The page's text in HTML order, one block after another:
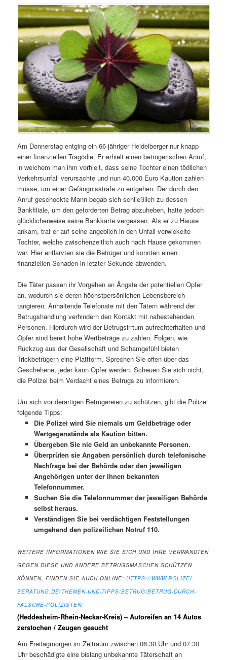
Am Donnerstag entging ein 66-jähriger Heidelberger nur knapp
einer finanziellen Tragödie. Er erhielt einen betrügerischen Anruf,
in welchem man ihm vorhielt, dass seine Tochter einen tödlichen
Verkehrsunfall verursachte und nun 40.000 Euro Kaution zahlen
müsse, um einer Gefängnisstrafe zu entgehen. Der durch den
Anruf geschockte Mann begab sich schließlich zu dessen
Bankfiliale, um den geforderten Betrag abzuheben, hatte jedoch
glücklicherweise seine Bankkarte vergessen. Als er zu Hause
ankam, traf er auf seine angeblich in den Unfall verwickelte
Tochter, welche zwischenzeitlich auch nach Hause gekommen
war. Hier entlarvten sie die Betrüger und konnten einen
finanziellen Schaden in letzter Sekunde abwenden.
Die Täter passen ihr Vorgehen an Ängste der potentiellen Opfer
an, wodurch sie deren höchstpersönlichen Lebensbereich
tangieren. Anhaltende Telefonate mit den Tätern während der
Betrugshandlung verhindern den Kontakt mit nahestehenden
Personen. Hierdurch wird der Betrugsirrtum aufrechterhalten und
Opfer sind bereit hohe Wertbeträge zu zahlen. Folgen, wie
Rückzug aus der Gesellschaft und Schamgefühl bieten
Trickbetrügern eine Plattform. Sprechen Sie offen über das
Geschehene, jeder kann Opfer werden. Scheuen Sie sich nicht,
die Polizei beim Verdacht eines Betrugs zu informieren.
Um sich vor derartigen Betrügereien zu schützen, gibt die Polizei
folgende Tipps:
Die Polizei wird Sie niemals um Geldbeträge oder
Wertgegenstände als Kaution bitten.
Übergeben Sie nie Geld an unbekannte Personen.
Überprüfen sie Angaben persönlich durch telefonische
Nachfrage bei der Behörde oder den jeweiligen
Angehörigen unter der Ihnen bekannten
Telefonnummer.
Suchen Sie die Telefonnummer der jeweiligen Behörde
selbst heraus.
Verständigen Sie bei verdächtigen Feststellungen
umgehend den polizeilichen Notruf 110.
WEITERE INFORMATIONEN WIE SIE SICH UND IHRE VERWANDTEN
GEGEN DIESE UND ANDERE BETRUGSMASCHEN SCHÜTZEN
KÖNNEN, FINDEN SIE AUCH ONLINE:HTTPS://WWW.POLIZEI-
BERATUNG.DE/THEMEN-UND-TIPPS/BETRUG/BETRUG-DURCH-
FALSCHE-POLIZISTEN/
(Heddesheim-Rhein-Neckar-Kreis) – Autoreifen an 14 Autos
zerstochen / Zeugen gesucht
Am Freitagmorgen im Zeitraum zwischen 06:30 Uhr und 07:30
Uhr beschädigte eine bislang unbekannte Täterschaft an